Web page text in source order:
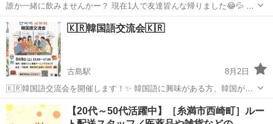
誰か一緒に飲みませんかー？ 現在1人で友達皆んな帰りました😂💦 お
近くいる人是非🫡💪
沖縄 那覇市 美栄橋駅 その他
🇰🇷韓国語交流会🇰🇷
古島駅
8月2日
🇰🇷韓国語交流会を開催します！✨ 韓国語に興味がある方、韓国が好
きな方、勉強を始めたい方、大歓迎😊 韓国人の方も来てくれます！ 初
心者でも気軽に参加できる交流会です！ 韓国語を使いながら、みんな
沖縄 那覇市 古島駅 その他
【20代～50代活躍中】［糸満市西崎町］ルー